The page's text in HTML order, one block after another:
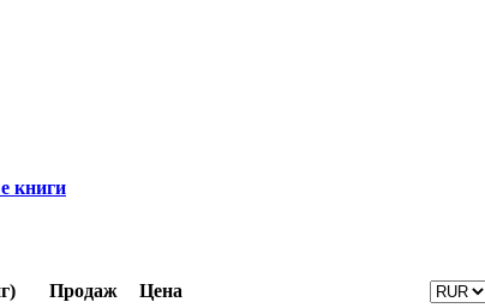
книги
Продаж
Цена